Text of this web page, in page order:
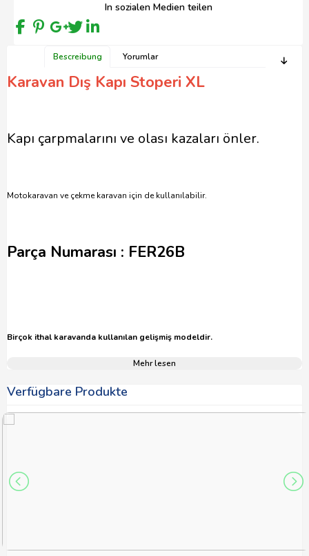
In sozialen Medien teilen
Bescreibung Yorumlar
Karavan Dış Kapı Stoperi XL
Kapı çarpmalarını ve olası kazaları önler.
Motokaravan ve çekme karavan için de kullanılabilir.
Parça Numarası : FER26B
Birçok ithal karavanda kullanılan gelişmiş modeldir.
Mehr lesen
Verfügbare Produkte